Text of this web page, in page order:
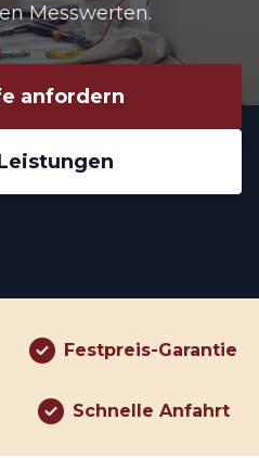
Messwerten.
anfordern
Festpreis-Garantie
Schnelle Anfahrt